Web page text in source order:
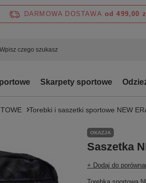
DARMOWA DOSTAWA od 499,00
Skarpety sportowe
Torebki i saszetki sportowe NEW
OKAZJA
Saszetka
+ Dodaj do